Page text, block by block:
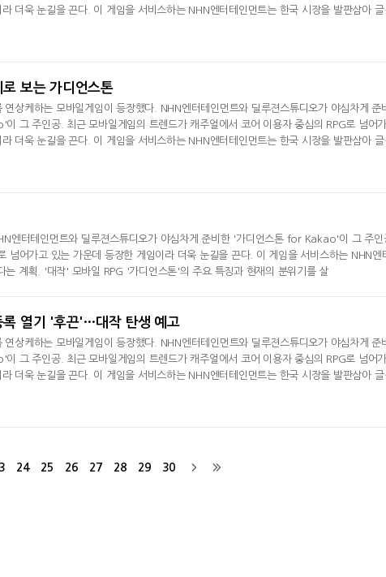
더욱 눈길을 끈다. 이 게임을 서비스하는 NHN엔터테인먼트는 한국 시장을 발판삼아 글
로 보는 가디언스톤
상케하는 모바일게임이 등장했다. NHN엔터테인먼트와 딜루젼스튜디오가 야심차게 준비
그 주인공. 최근 모바일게임의 트렌드가 캐주얼에서 코어 이용자 중심의 RPG로 넘어
더욱 눈길을 끈다. 이 게임을 서비스하는 NHN엔터테인먼트는 한국 시장을 발판삼아 글
엔터테인먼트와 딜루젼스튜디오가 야심차게 준비한 '가디언스톤 for Kakao'이 그 주인
넘어가고 있는 가운데 등장한 게임이라 더욱 눈길을 끈다. 이 게임을 서비스하는 NHN엔
는 계획. '대작' 모바일 RPG '가디언스톤'의 주요 특징과 현재의 분위기를 살
록 열기 '후끈'…대작 탄생 예고
상케하는 모바일게임이 등장했다. NHN엔터테인먼트와 딜루젼스튜디오가 야심차게 준비
그 주인공. 최근 모바일게임의 트렌드가 캐주얼에서 코어 이용자 중심의 RPG로 넘어
더욱 눈길을 끈다. 이 게임을 서비스하는 NHN엔터테인먼트는 한국 시장을 발판삼아 글
24 25 26 27 28 29 30